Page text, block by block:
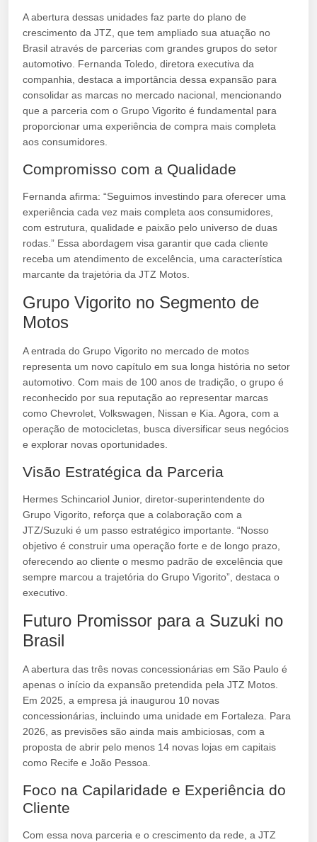
A abertura dessas unidades faz parte do plano de
crescimento da JTZ, que tem ampliado sua atuação no
Brasil através de parcerias com grandes grupos do setor
automotivo. Fernanda Toledo, diretora executiva da
companhia, destaca a importância dessa expansão para
consolidar as marcas no mercado nacional, mencionando
que a parceria com o Grupo Vigorito é fundamental para
proporcionar uma experiência de compra mais completa
aos consumidores.
Compromisso com a Qualidade
Fernanda afirma: “Seguimos investindo para oferecer uma
experiência cada vez mais completa aos consumidores,
com estrutura, qualidade e paixão pelo universo de duas
rodas.” Essa abordagem visa garantir que cada cliente
receba um atendimento de excelência, uma característica
marcante da trajetória da JTZ Motos.
Grupo Vigorito no Segmento de
Motos
A entrada do Grupo Vigorito no mercado de motos
representa um novo capítulo em sua longa história no setor
automotivo. Com mais de 100 anos de tradição, o grupo é
reconhecido por sua reputação ao representar marcas
como Chevrolet, Volkswagen, Nissan e Kia. Agora, com a
operação de motocicletas, busca diversificar seus negócios
e explorar novas oportunidades.
Visão Estratégica da Parceria
Hermes Schincariol Junior, diretor-superintendente do
Grupo Vigorito, reforça que a colaboração com a
JTZ/Suzuki é um passo estratégico importante. “Nosso
objetivo é construir uma operação forte e de longo prazo,
oferecendo ao cliente o mesmo padrão de excelência que
sempre marcou a trajetória do Grupo Vigorito”, destaca o
executivo.
Futuro Promissor para a Suzuki no
Brasil
A abertura das três novas concessionárias em São Paulo é
apenas o início da expansão pretendida pela JTZ Motos.
Em 2025, a empresa já inaugurou 10 novas
concessionárias, incluindo uma unidade em Fortaleza. Para
2026, as previsões são ainda mais ambiciosas, com a
proposta de abrir pelo menos 14 novas lojas em capitais
como Recife e João Pessoa.
Foco na Capilaridade e Experiência do
Cliente
Com essa nova parceria e o crescimento da rede, a JTZ